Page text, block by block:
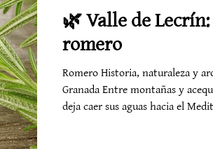
🌿 Valle de
romero
Romero Historia, naturaleza y
Granada Entre montañas y
deja caer sus aguas hacia el